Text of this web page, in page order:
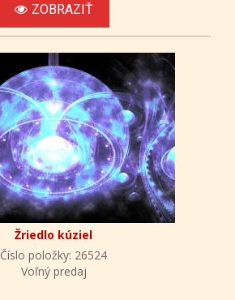
ZOBRAZIŤ
Žriedlo kúziel
Číslo položky: 26524
Voľný predaj